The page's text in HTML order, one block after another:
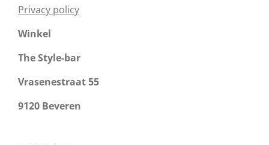
Privacy policy
Winkel
The Style-bar
Vrasenestraat 55
9120 Beveren